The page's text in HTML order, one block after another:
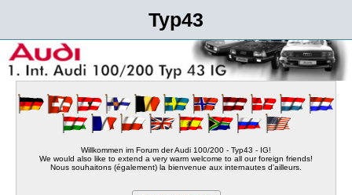
Typ43
Willkommen im Forum der Audi 100/200 - Typ43 - IG!
We would also like to extend a very warm welcome to all our foreign friends!
Nous souhaitons (également) la bienvenue aux internautes d'ailleurs.